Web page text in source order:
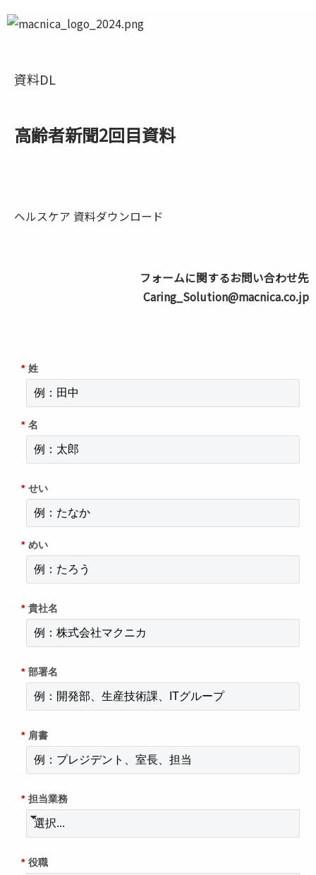
資料DL
高齢者新聞2回目資料
ヘルスケア 資料ダウンロード
フォームに関するお問い合わせ先
Caring_Solution@macnica.co.jp
* 姓
* 名
* せい
* めい
* 貴社名
* 部署名
* 肩書
* 担当業務
* 役職